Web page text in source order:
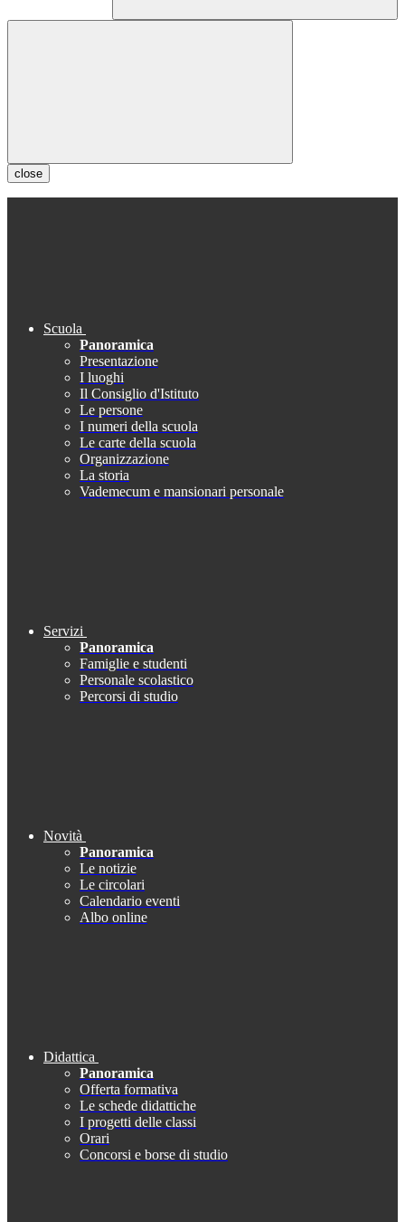
close
Scuola
Panoramica
Presentazione
I luoghi
Il Consiglio d'Istituto
Le persone
I numeri della scuola
Le carte della scuola
Organizzazione
La storia
Vademecum e mansionari personale
Servizi
Panoramica
Famiglie e studenti
Personale scolastico
Percorsi di studio
Novità
Panoramica
Le notizie
Le circolari
Calendario eventi
Albo online
Didattica
Panoramica
Offerta formativa
Le schede didattiche
I progetti delle classi
Orari
Concorsi e borse di studio